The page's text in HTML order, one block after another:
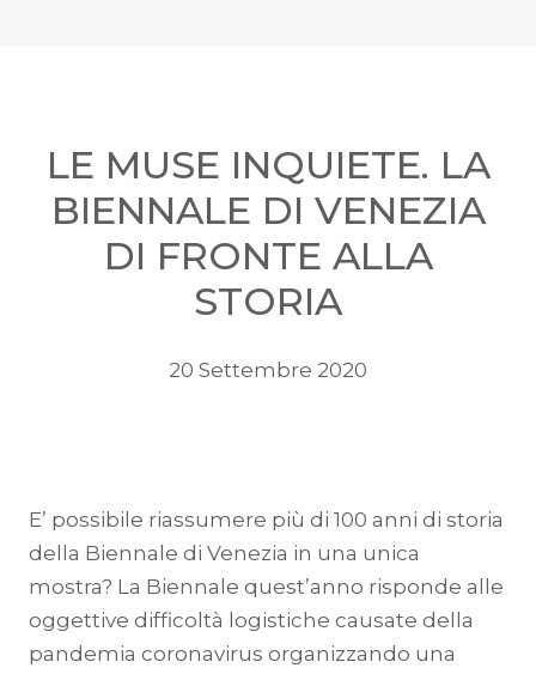
LE MUSE INQUIETE. LA
BIENNALE DI VENEZIA
DI FRONTE ALLA
STORIA
20 Settembre 2020
E’ possibile riassumere più di 100 anni di storia
della Biennale di Venezia in una unica
mostra? La Biennale quest’anno risponde alle
oggettive difficoltà logistiche causate della
pandemia coronavirus organizzando una